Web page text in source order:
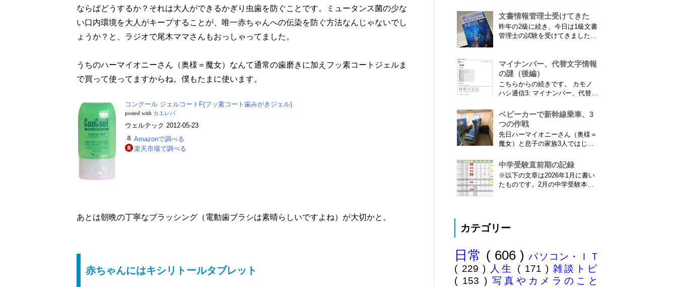
ならばどうするか？それは大人ができるかぎり虫歯を防ぐことです。ミュータンス菌の少な
い口内環境を大人がキープすることが、唯一赤ちゃんへの伝染を防ぐ方法なんじゃないでし
ょうか？と、ラジオで尾木ママさんもおっしゃってました。
うちのハーマイオニーさん（奥様＝魔女）なんて通常の歯磨きに加えフッ素コートジェルま
で買って使ってますからね。僕もたまに使います。
コンクール ジェルコートF(フッ素コート歯みがきジェル)
posted with カエレバ
ウェルテック 2012-05-23
Amazonで調べる
楽天市場で調べる
あとは朝晩の丁寧なブラッシング（電動歯ブラシは素晴らしいですよね）が大切かと。
赤ちゃんにはキシリトールタブレット
問題...
iPhone 6 Plusで確認しました。
カモノハシ通信3: Googleロケー
ション履歴がiOS8で復活！
※2013年11月8日 追記※ 残念な
文書情報管理士受けてきた
昨年の2級に続き、今日は1級文書
管理士の試験を受けてきました。
かしい…。 ※後日追記※ 無事合
格してました。しかも成績が上位
3名以内？とかで表彰してもらい
ました\( ˆoˆ )/ 文書の取り扱いや
マイナンバー、代替文字情報
の謎（後編）
こちらからの続きです。 カモノ
ハシ通信3: マイナンバー、代替文
供の名前に使える漢字には制限が
あります。たまに使える漢字が増
えたり減ったりしてニュースにな
ってますよね。（2015年１月には
「巫」の字が人名漢字に追加され
ベビーカーで新幹線乗車、3
つの作戦
先日ハーマイオニーさん（奥様＝
魔女）と息子の家族3人ではじめ
た。息子はまだ8ヶ月なので基本
ヒザの上なのですが、問題はベビ
ーカーをどうするか。色々事前に
調べたことと、実際に乗ってわか
中学受験直前期の記録
※以下の文章は2026年1月に書い
たものです。2月の中学受験本番
て、このまま消去するのはもった
カテゴリー
日常 ( 606 )パソコン・ＩＴ
( 229 )
人生 ( 171 ) 雑談トピ
( 153 ) 写真やカメラのこと